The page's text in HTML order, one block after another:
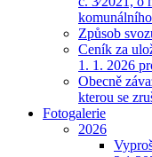
Způsob
Ceník za
1. 1. 2026
Obecně
kterou se
Fotogalerie
2026